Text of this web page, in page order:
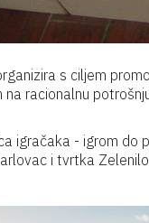
s ciljem
racionalnu
igračaka - igrom do
i tvrtka